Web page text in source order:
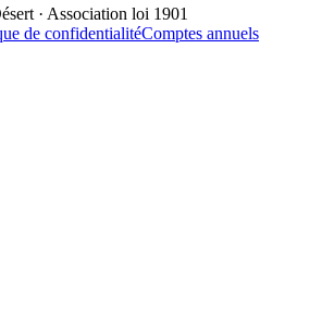
· Association loi 1901
de confidentialitéComptes annuels